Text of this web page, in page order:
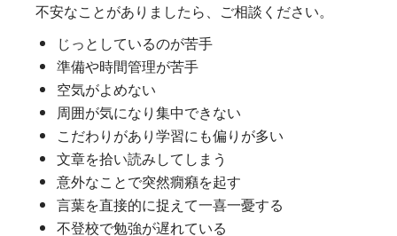
不安なことがありましたら、ご相談ください。
じっとしているのが苦手
準備や時間管理が苦手
空気がよめない
周囲が気になり集中できない
こだわりがあり学習にも偏りが多い
文章を拾い読みしてしまう
意外なことで突然癇癪を起す
言葉を直接的に捉えて一喜一憂する
不登校で勉強が遅れている